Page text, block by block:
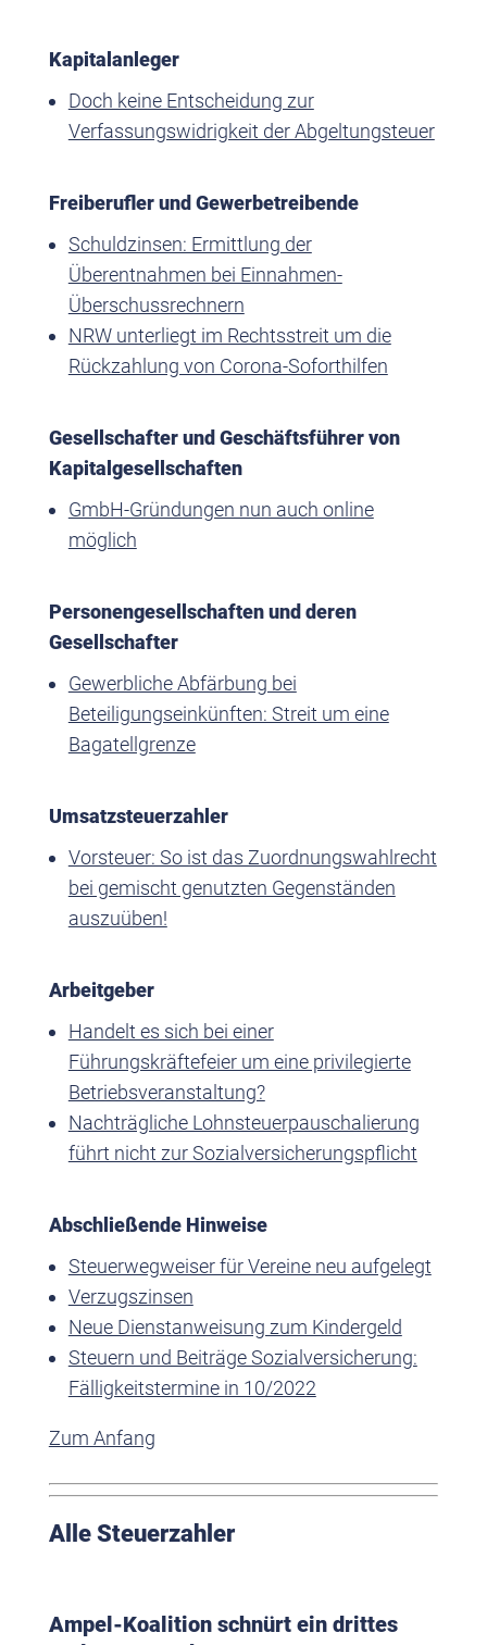
Kapitalanleger
Doch keine Entscheidung zur
Verfassungswidrigkeit der Abgeltungsteuer
Freiberufler und Gewerbetreibende
Schuldzinsen: Ermittlung der
Überentnahmen bei Einnahmen-
Überschussrechnern
NRW unterliegt im Rechtsstreit um die
Rückzahlung von Corona-Soforthilfen
Gesellschafter und Geschäftsführer von
Kapitalgesellschaften
GmbH-Gründungen nun auch online
möglich
Personengesellschaften und deren
Gesellschafter
Gewerbliche Abfärbung bei
Beteiligungseinkünften: Streit um eine
Bagatellgrenze
Umsatzsteuerzahler
Vorsteuer: So ist das Zuordnungswahlrecht
bei gemischt genutzten Gegenständen
auszuüben!
Arbeitgeber
Handelt es sich bei einer
Führungskräftefeier um eine privilegierte
Betriebsveranstaltung?
Nachträgliche Lohnsteuerpauschalierung
führt nicht zur Sozialversicherungspflicht
Abschließende Hinweise
Steuerwegweiser für Vereine neu aufgelegt
Verzugszinsen
Neue Dienstanweisung zum Kindergeld
Steuern und Beiträge Sozialversicherung:
Fälligkeitstermine in 10/2022
Zum Anfang
Alle Steuerzahler
Ampel-Koalition schnürt ein drittes